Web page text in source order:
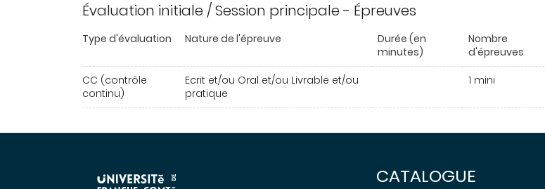
Évaluation initiale / Session principale - Épreuves
Type d'évaluation Nature de l'épreuve
Durée (en
minutes)
Nombre
d'épreuves
CC (contrôle
continu)
Ecrit et/ou Oral et/ou Livrable et/ou
pratique
1 mini
CATALOGUE